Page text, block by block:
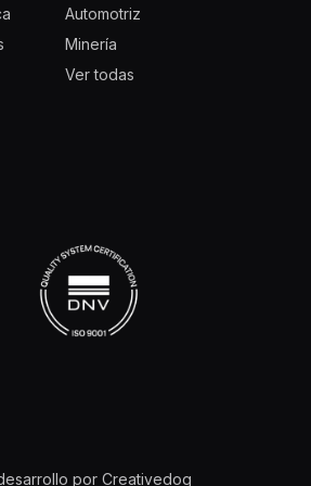
Automotriz
Minería
Ver todas
por Creativedog